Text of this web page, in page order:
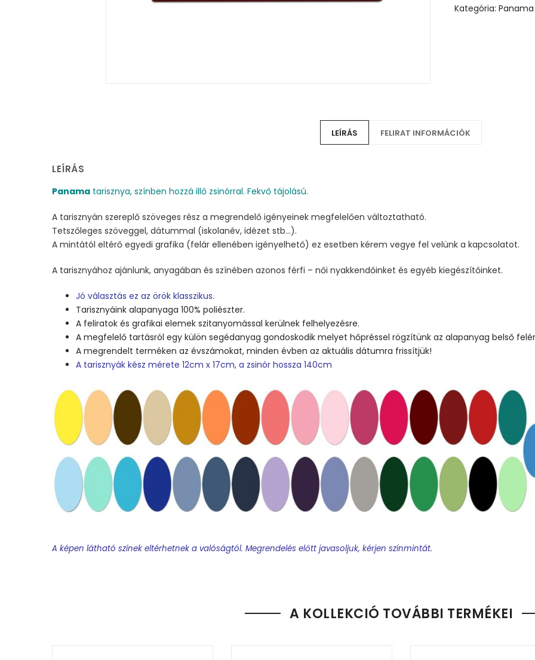
Kategória:
LEÍRÁS FELIRAT INFORMÁCIÓK
LEÍRÁS
Panama tarisznya, színben hozzá illő zsinórral. Fekvő tájolású.
A tarisznyán szereplő szöveges rész a megrendelő igényeinek megfelelően változtatható.
Tetszőleges szöveggel, dátummal (iskolanév, idézet stb…).
A mintától eltérő egyedi grafika (felár ellenében igényelhető) ez esetben kérem vegye fel velünk a kapcsolatot.
A tarisznyához ajánlunk, anyagában és színében azonos férfi – női nyakkendőinket és egyéb kiegészítőinket.
Jó választás ez az örök klasszikus.
Tarisznyáink alapanyaga 100% poliészter.
A feliratok és grafikai elemek szitanyomással kerülnek felhelyezésre.
A megfelelő tartásról egy külön segédanyag gondoskodik melyet hőpréssel rögzítünk az alapanyag belső
A megrendelt terméken az évszámokat, minden évben az aktuális dátumra frissítjük!
A tarisznyák kész mérete 12cm x 17cm, a zsinór hossza 140cm
A képen látható színek eltérhetnek a valóságtól. Megrendelés előtt javasoljuk, kérjen színmintát.
A terv elkészítéséhez egy world-dokumentumban kell csatolni a névsort és minden
osztály, dátum, osztályfőnök, stb). Kérem figyeljenek a feltüntetett információk sorrendjére, mert mi annak
A KOLLEKCIÓ TOVÁBBI TERMÉKEI